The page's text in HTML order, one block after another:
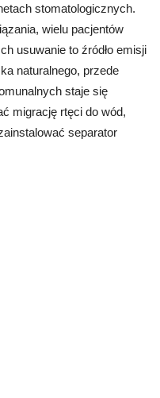
stomatologicznych.
wielu pacjentów
usuwanie to źródło emisji
naturalnego, przede
staje się
migrację rtęci do wód,
separator